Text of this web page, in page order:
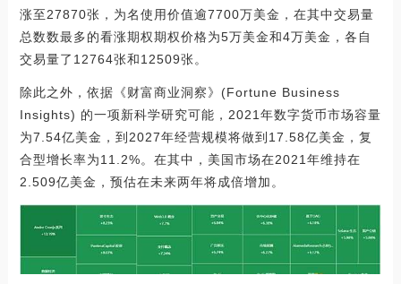
涨至27870张，为名使用价值逾7700万美金，在其中交易量
总数数最多的看涨期权期权价格为5万美金和4万美金，各自
交易量了12764张和12509张。
除此之外，依据《财富商业洞察》(Fortune Business
Insights) 的一项新科学研究可能，2021年数字货币市场容量
为7.54亿美金，到2027年经营规模将做到17.58亿美金，复
合型增长率为11.2%。在其中，美国市场在2021年维持在
2.509亿美金，预估在未来两年将成倍增加。